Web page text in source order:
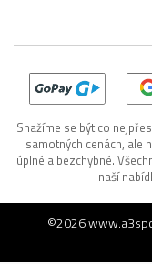
Snažíme se být co
samotných cenách, ale
úplné a bezchybné.
naší
©2026